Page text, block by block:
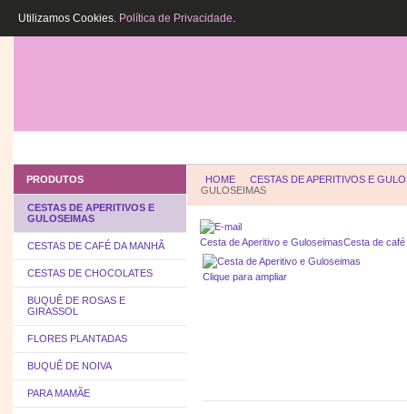
HOME
CESTAS DE APERITIVOS E
GULOSEIMAS
Cesta de Aperitivo e GuloseimasCesta de café
Clique para ampliar
PRODUTOS
CESTAS DE APERITIVOS E
GULOSEIMAS
CESTAS DE CAFÉ DA MANHÃ
CESTAS DE CHOCOLATES
BUQUÊ DE ROSAS E
GIRASSOL
FLORES PLANTADAS
BUQUÊ DE NOIVA
PARA MAMÃE
Utilizamos Cookies. Política de Privacidade.